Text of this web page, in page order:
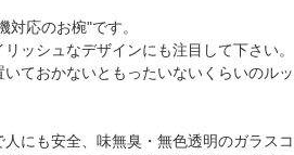
対応のお椀"です。
ッシュなデザインにも注目して下さい。
ておかないともったいないくらいのルッ
にも安全、味無臭・無色透明のガラスコ